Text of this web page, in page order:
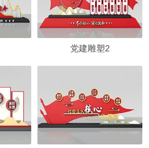
党建雕塑2